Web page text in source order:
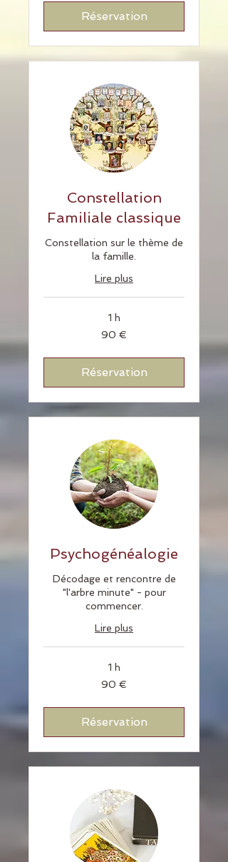
Réservation
Constellation
Familiale classique
Constellation sur le thème de
la famille.
Lire plus
1 h
90 €
Réservation
Psychogénéalogie
Décodage et rencontre de
"l'arbre minute" - pour
commencer.
Lire plus
1 h
90 €
Réservation